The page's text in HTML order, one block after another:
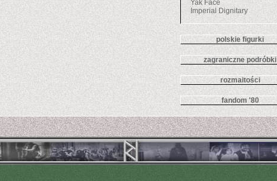
Yak Face
Imperial Dignitary
polskie figurki
zagraniczne podróbki
rozmaitości
fandom '80